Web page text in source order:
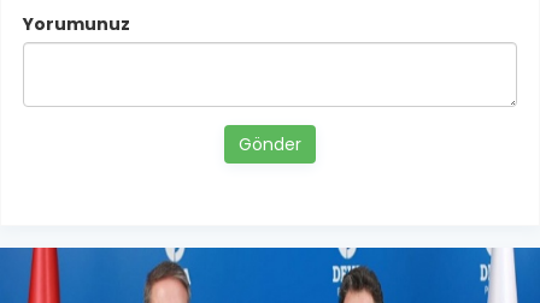
Yorumunuz
Gönder